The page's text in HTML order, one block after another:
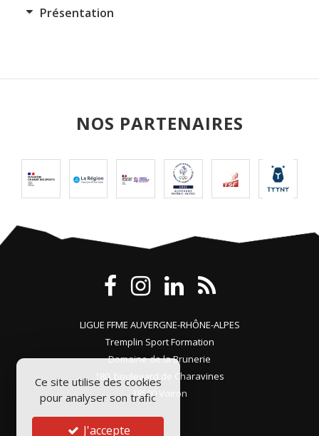
Présentation
NOS PARTENAIRES
LIGUE FFME AUVERGNE-RHÔNE-ALPES
Tremplin Sport Formation
Domaine de la Brunerie
180, boulevard de Charavines
38500 Voiron
Ce site utilise des cookies
pour analyser son trafic
J'accepte